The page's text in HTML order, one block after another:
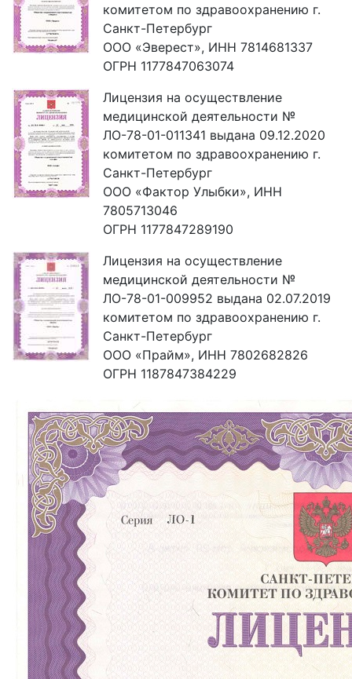
комитетом по здравоохранению г.
Санкт-Петербург
ООО «Эверест», ИНН 7814681337
ОГРН 1177847063074
Лицензия на осуществление
медицинской деятельности №
ЛО-78-01-011341 выдана 09.12.2020
комитетом по здравоохранению г.
Санкт-Петербург
ООО «Фактор Улыбки», ИНН
7805713046
ОГРН 1177847289190
Лицензия на осуществление
медицинской деятельности №
ЛО-78-01-009952 выдана 02.07.2019
комитетом по здравоохранению г.
Санкт-Петербург
ООО «Прайм», ИНН 7802682826
ОГРН 1187847384229